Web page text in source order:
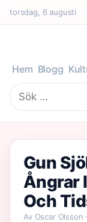
torsdag, 6 augusti
Hem Blogg
Sök
efter:
Gun
Ångrar
Och
Av Oscar Olsson